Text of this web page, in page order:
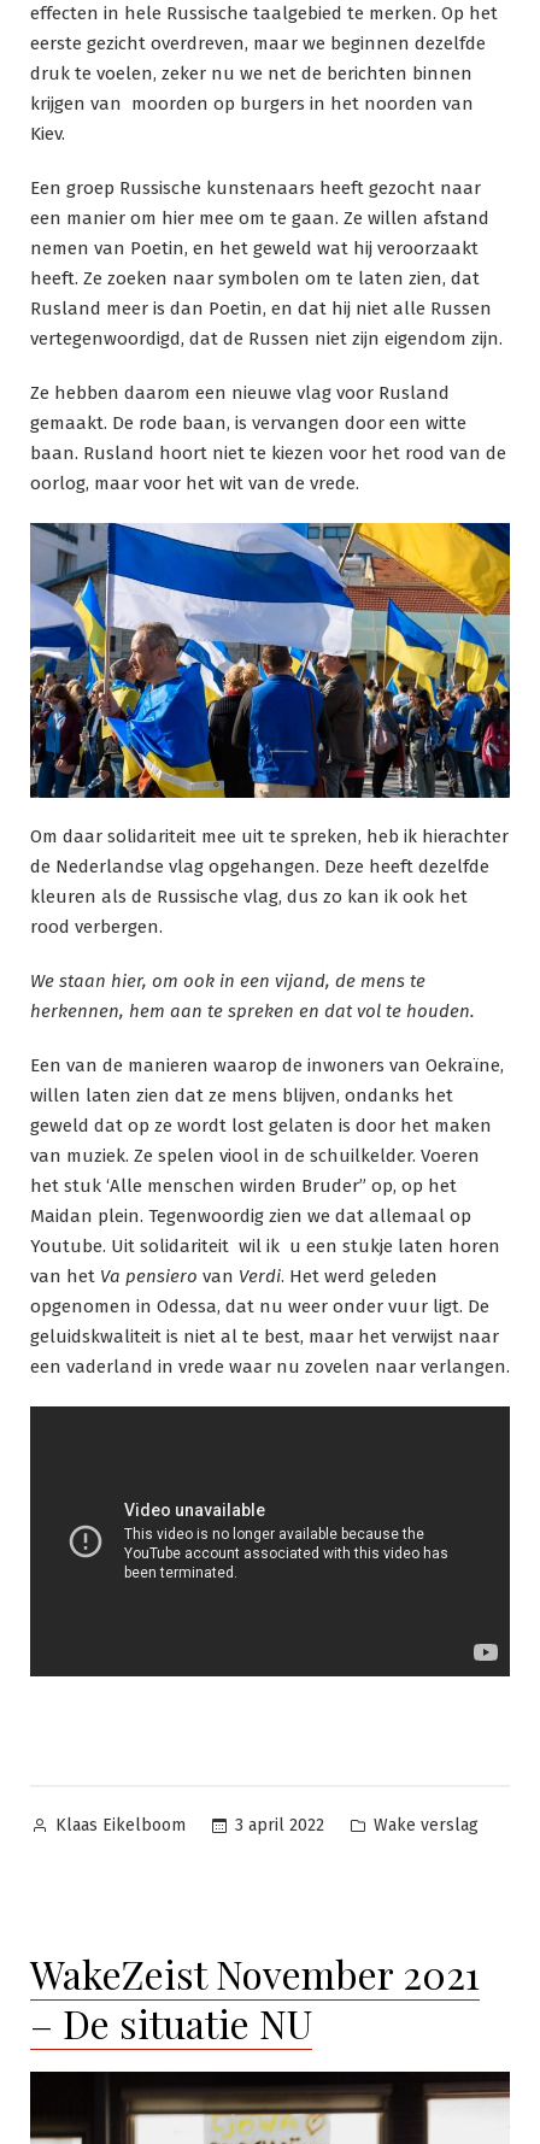
effecten in hele Russische taalgebied te merken. Op het
eerste gezicht overdreven, maar we beginnen dezelfde
druk te voelen, zeker nu we net de berichten binnen
krijgen van moorden op burgers in het noorden van
Kiev.
Een groep Russische kunstenaars heeft gezocht naar
een manier om hier mee om te gaan. Ze willen afstand
nemen van Poetin, en het geweld wat hij veroorzaakt
heeft. Ze zoeken naar symbolen om te laten zien, dat
Rusland meer is dan Poetin, en dat hij niet alle Russen
vertegenwoordigd, dat de Russen niet zijn eigendom zijn.
Ze hebben daarom een nieuwe vlag voor Rusland
gemaakt. De rode baan, is vervangen door een witte
baan. Rusland hoort niet te kiezen voor het rood van de
oorlog, maar voor het wit van de vrede.
Om daar solidariteit mee uit te spreken, heb ik hierachter
de Nederlandse vlag opgehangen. Deze heeft dezelfde
kleuren als de Russische vlag, dus zo kan ik ook het
rood verbergen.
We staan hier, om ook in een vijand, de mens te
herkennen, hem aan te spreken en dat vol te houden.
Een van de manieren waarop de inwoners van Oekraïne,
willen laten zien dat ze mens blijven, ondanks het
geweld dat op ze wordt lost gelaten is door het maken
van muziek. Ze spelen viool in de schuilkelder. Voeren
het stuk ‘Alle menschen wirden Bruder” op, op het
Maidan plein. Tegenwoordig zien we dat allemaal op
Youtube. Uit solidariteit wil ik u een stukje laten horen
van het Va pensiero van Verdi. Het werd geleden
opgenomen in Odessa, dat nu weer onder vuur ligt. De
geluidskwaliteit is niet al te best, maar het verwijst naar
een vaderland in vrede waar nu zovelen naar verlangen.
Geplaatst
Klaas Eikelboom 3 april 2022
Geplaatst
Wake verslag
WakeZeist November 2021
– De situatie NU